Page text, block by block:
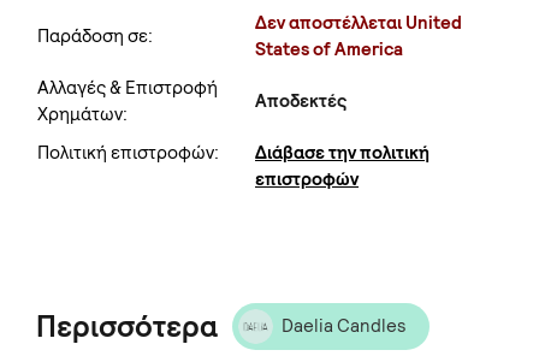
Παράδοση σε:
Δεν αποστέλλεται United
States of America
Αλλαγές & Επιστροφή
Χρημάτων:
Αποδεκτές
Πολιτική επιστροφών:
Διάβασε την πολιτική
επιστροφών
Περισσότερα Daelia Candles